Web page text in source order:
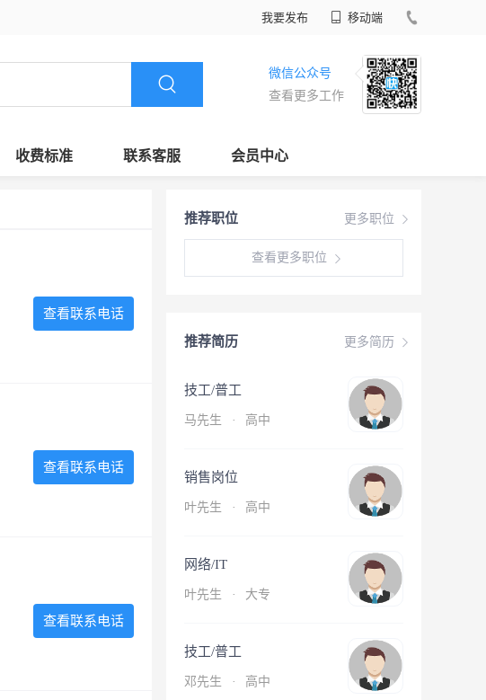
我要发布 移动端
微信公众号
查看更多工作
收费标准 联系客服 会员中心
更多职位
推荐职位
查看更多职位
更多简历
推荐简历
技工/普工
马先生 · 高中
销售岗位
叶先生 · 高中
网络/IT
叶先生 · 大专
技工/普工
邓先生 · 高中
查看联系电话
查看联系电话
查看联系电话